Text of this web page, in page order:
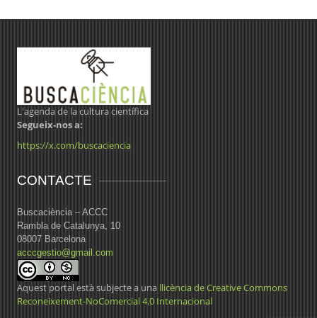
L'agenda de la cultura científica
Segueix-nos a:
https://x.com/buscaciencia
CONTACTE
Buscaciència – ACCC
Rambla de Catalunya, 10
08007 Barcelona
acccgestio@gmail.com
Aquest portal està subjecte a una llicència de Creative Commons
Reconeixement-NoComercial 4.0 Internacional